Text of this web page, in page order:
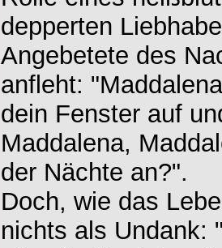
depperten
Angebetete des
anfleht:
dein Fenster auf
Maddalena,
der Nächte an?".
Doch, wie das
nichts als Undank: